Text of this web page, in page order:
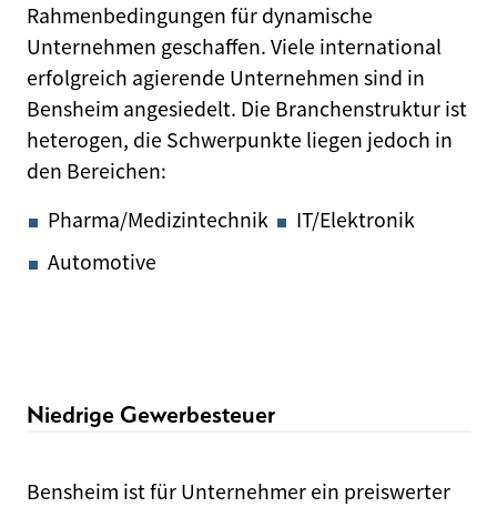
Rahmenbedingungen für dynamische
Unternehmen geschaffen. Viele international
erfolgreich agierende Unternehmen sind in
Bensheim angesiedelt. Die Branchenstruktur ist
heterogen, die Schwerpunkte liegen jedoch in
den Bereichen:
Pharma/Medizintechnik
IT/Elektronik
Automotive
Niedrige Gewerbesteuer
Bensheim ist für Unternehmer ein preiswerter